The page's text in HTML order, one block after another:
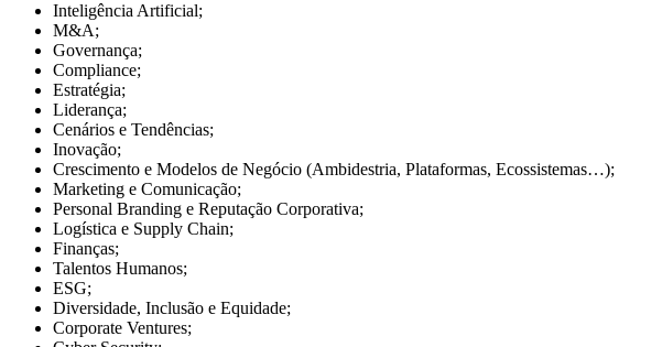
Inteligência Artificial;
M&A;
Governança;
Compliance;
Estratégia;
Liderança;
Cenários e Tendências;
Inovação;
Crescimento e Modelos de Negócio (Ambidestria, Plataformas, Ecossistemas…);
Marketing e Comunicação;
Personal Branding e Reputação Corporativa;
Logística e Supply Chain;
Finanças;
Talentos Humanos;
ESG;
Diversidade, Inclusão e Equidade;
Corporate Ventures;